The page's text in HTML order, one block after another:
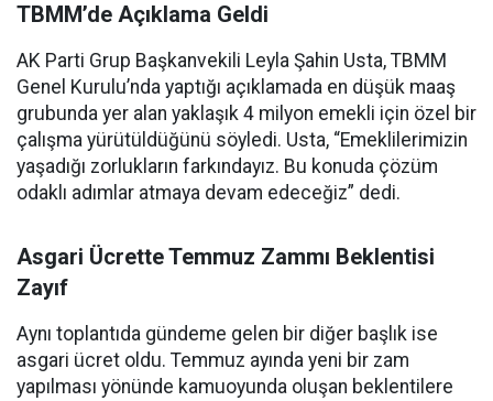
TBMM’de Açıklama Geldi
AK Parti Grup Başkanvekili Leyla Şahin Usta, TBMM
Genel Kurulu’nda yaptığı açıklamada en düşük maaş
grubunda yer alan yaklaşık 4 milyon emekli için özel bir
çalışma yürütüldüğünü söyledi. Usta, “Emeklilerimizin
yaşadığı zorlukların farkındayız. Bu konuda çözüm
odaklı adımlar atmaya devam edeceğiz” dedi.
Asgari Ücrette Temmuz Zammı Beklentisi
Zayıf
Aynı toplantıda gündeme gelen bir diğer başlık ise
asgari ücret oldu. Temmuz ayında yeni bir zam
yapılması yönünde kamuoyunda oluşan beklentilere